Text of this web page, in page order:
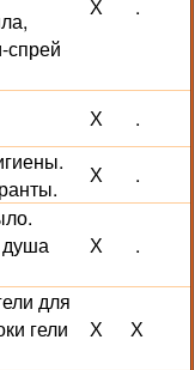
спрей
Х .
Х .
Х .
душа
Х .
для
гели
Х Х